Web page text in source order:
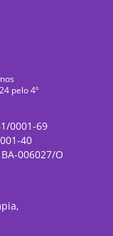
pelo 4º
0001-69
40
006027/O